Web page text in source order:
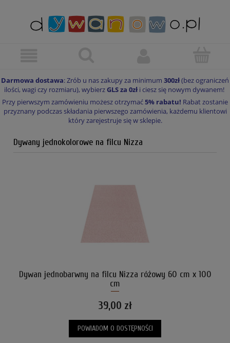
Darmowa dostawa: Zrób u nas zakupy za minimum 300zł(bez ograniczeń
ilości, wagi czy rozmiaru), wybierzGLS za 0zł i ciesz się nowym dywanem!
Przy pierwszym zamówieniu możesz otrzymać5% rabatu! Rabat zostanie
przyznany podczas składania pierwszego zamówienia, każdemu klientowi
który zarejestruje się w sklepie.
Dywany jednokolorowe na filcu Nizza
Dywan jednobarwny na filcu Nizza różowy 60 cm x 100
cm
39,00 zł
POWIADOM O DOSTĘPNOŚCI